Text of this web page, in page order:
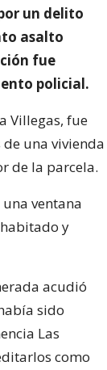
un delito
asalto
fue
policial.
Villegas, fue
una vivienda
de la parcela.
ventana
y
acudió
sido
Las
como